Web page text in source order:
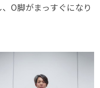
O脚がまっすぐになり